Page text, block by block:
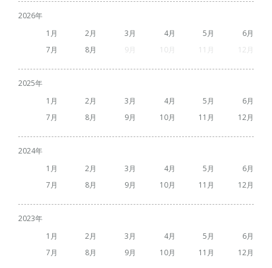
2026
1
2 3 4 5
6
7
8 9 10 11 12
2025
1
2 3 4 5
6
7
8 9 10 11 12
2024
1
2 3 4 5
6
7
8 9 10 11 12
2023
1
2 3 4 5
6
7
8 9 10 11 12